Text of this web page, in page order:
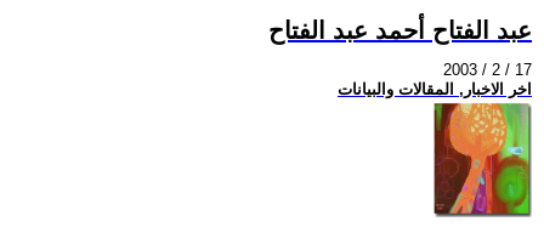
عبد الفتاح أحمد عبد الفتاح
2003 / 2 / 17
اخر الاخبار, المقالات والبيانات